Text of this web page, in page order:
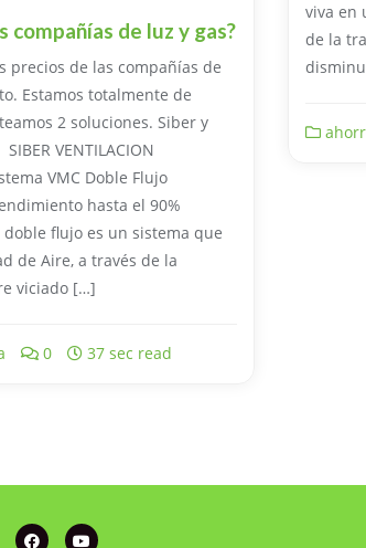
compañías de luz y gas?
precios de las compañías de
Estamos totalmente de
2 soluciones. Siber y
VENTILACION
VMC Doble Flujo
hasta el 90%
flujo es un sistema que
de Aire, a través de la
viciado […]
0 37 sec read
viva en
de la